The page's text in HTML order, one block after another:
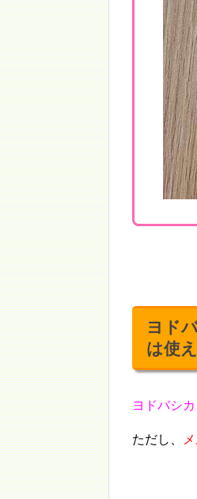
ヨド
は使
ヨドバシ
ただし、